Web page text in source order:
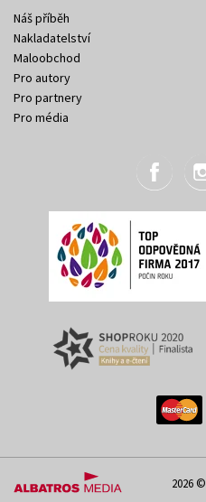
Náš příběh
Nakladatelství
Maloobchod
Pro autory
Pro partnery
Pro média
2026